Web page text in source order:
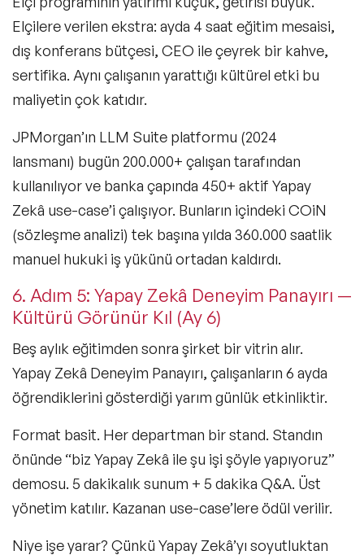
Elçilere verilen ekstra: ayda 4 saat eğitim mesaisi,
dış konferans bütçesi, CEO ile çeyrek bir kahve,
sertifika. Aynı çalışanın yarattığı kültürel etki bu
maliyetin çok katıdır.
JPMorgan’ın LLM Suite platformu (2024
lansmanı) bugün 200.000+ çalışan tarafından
kullanılıyor ve banka çapında 450+ aktif Yapay
Zekâ use-case’i çalışıyor. Bunların içindeki COiN
(sözleşme analizi) tek başına yılda 360.000 saatlik
manuel hukuki iş yükünü ortadan kaldırdı.
6. Adım 5: Yapay Zekâ Deneyim Panayırı —
Kültürü Görünür Kıl (Ay 6)
Beş aylık eğitimden sonra şirket bir vitrin alır.
Yapay Zekâ Deneyim Panayırı, çalışanların 6 ayda
öğrendiklerini gösterdiği yarım günlük etkinliktir.
Format basit. Her departman bir stand. Standın
önünde “biz Yapay Zekâ ile şu işi şöyle yapıyoruz”
demosu. 5 dakikalık sunum + 5 dakika Q&A. Üst
yönetim katılır. Kazanan use-case’lere ödül verilir.
Niye işe yarar? Çünkü Yapay Zekâ’yı soyutluktan